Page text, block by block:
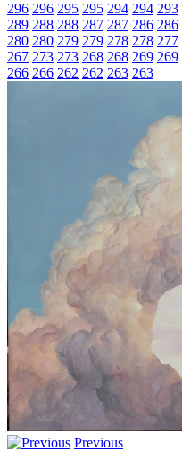
296 296 295 295 294 294 293
289 288 288 287 287 286 286
280 280 279 279 278 278 277
267 273 273 268 268 269 269
266 266 262 262 263 263
Previous